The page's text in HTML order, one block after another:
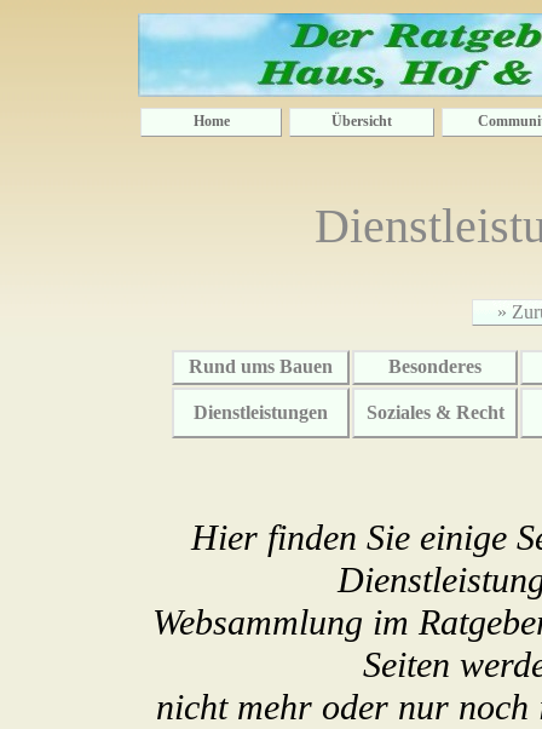
Home Übersicht
»
Rund ums Bauen Besonderes
Dienstleistungen Soziales & Recht
Hier finden Sie einige
Websammlung im
Seiten
nicht mehr oder nur noch